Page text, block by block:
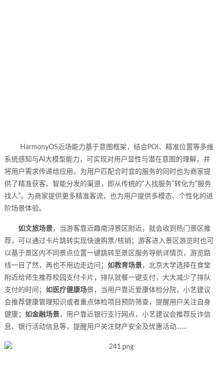
HarmonyOS近场能力基于意图框架，结合POI 、精准位置等多维
系统感知与AI大模型能力， 可 实现对用户显性与潜在意图的理解，并
将用户需求传递给应用，为用户匹配合时宜的服务的同时也为商家提
供了精准获客、智能分发的渠道 ， 即从传统的“人找服务”转化为“服务
找人”。为商家提供更多精准客流，也为用户提供多模态、个性化的进
阶场景体验。
如文旅场景，当游客靠近趣南浔景区附近，就会收到热门景区推
荐，可以通过卡片跳转实现快速购票/核销；游客进入景区游览时也可
以基于景区内不同景点位置一键跳转至景区服务导航详情页，游览路
线一目了然，再也不用边走边问； 如教育场景，北京大学选择在食堂
附近给师生推荐校园支付卡片，排队就餐一键支付，大大减少了排队
支付的时间； 如医疗健康场景，当用户靠近爱康体检分院，小艺建议
会推荐健康管理知识或者重点体检项目预防筛查，提醒用户关注自身
健康； 如金融场景，用户靠近银行支行网点，小艺建议会推荐反诈信
息、银行活动信息等，提醒用户关注财产安全及优惠活动……